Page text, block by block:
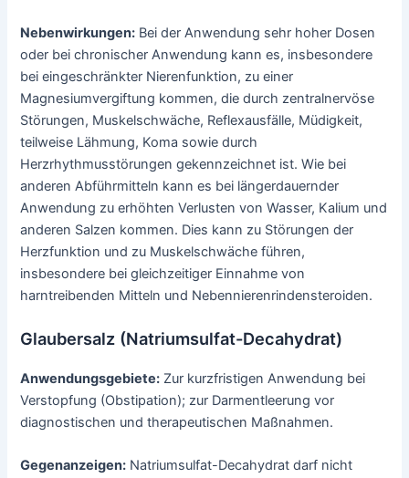
Nebenwirkungen: Bei der Anwendung sehr hoher Dosen
oder bei chronischer Anwendung kann es, insbesondere
bei eingeschränkter Nierenfunktion, zu einer
Magnesiumvergiftung kommen, die durch zentralnervöse
Störungen, Muskelschwäche, Reflexausfälle, Müdigkeit,
teilweise Lähmung, Koma sowie durch
Herzrhythmusstörungen gekennzeichnet ist. Wie bei
anderen Abführmitteln kann es bei längerdauernder
Anwendung zu erhöhten Verlusten von Wasser, Kalium und
anderen Salzen kommen. Dies kann zu Störungen der
Herzfunktion und zu Muskelschwäche führen,
insbesondere bei gleichzeitiger Einnahme von
harntreibenden Mitteln und Nebennierenrindensteroiden.
Glaubersalz (Natriumsulfat-Decahydrat)
Anwendungsgebiete: Zur kurzfristigen Anwendung bei
Verstopfung (Obstipation); zur Darmentleerung vor
diagnostischen und therapeutischen Maßnahmen.
Gegenanzeigen: Natriumsulfat-Decahydrat darf nicht